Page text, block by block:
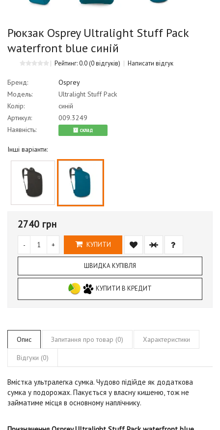
Рюкзак Osprey Ultralight Stuff Pack
waterfront blue синій
Рейтинг: 0.0(0 відгуків) Написати відгук
Бренд:
Osprey
Модель:
Ultralight Stuff Pack
Колір:
синій
Артикул:
009.3249
Наявність:
cклад
Інші варіанти:
2740 грн
- + КУПИТИ
ШВИДКА КУПІВЛЯ
КУПИТИ В КРЕДИТ
Опис Запитання про товар (0) Характеристики
Відгуки (0)
Вмістка ультралегка сумка. Чудово підійде як додаткова
сумка у подорожах. Пакується у власну кишеню, тож не
займатиме місця в основному наплічнику.